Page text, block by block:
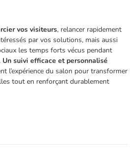
vos visiteurs, relancer rapidement
par vos solutions, mais aussi
les temps forts vécus pendant
Un suivi efficace et personnalisé
l’expérience du salon pour transformer
tout en renforçant durablement